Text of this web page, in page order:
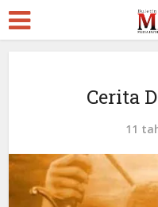
Cerita
11